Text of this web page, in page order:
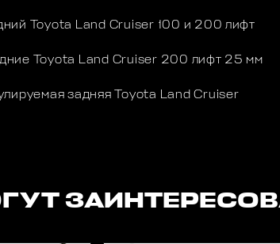
Toyota Land Cruiser 100 и 200 лифт
Toyota Land Cruiser 200 лифт 25 мм
задняя Toyota Land Cruiser